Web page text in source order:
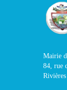
Mairie
84, rue